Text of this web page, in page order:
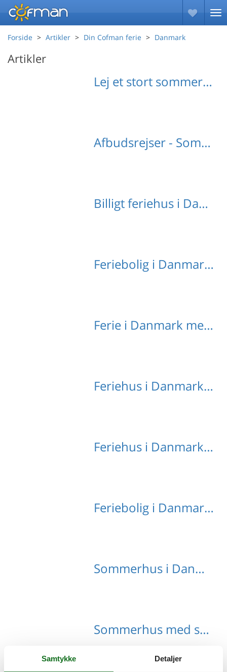
Forside Artikler Din Cofman ferie Danmark
Artikler
Lej et stort sommerhus i Danmark
Afbudsrejser - Sommerhuse i Danmark
Billigt feriehus i Danmark
Feriebolig i Danmark med hund
Ferie i Danmark med pool
Feriehus i Danmark på stranden
Feriehus i Danmark til 6 personer
Feriebolig i Danmark på tilbud
Sommerhus i Danmark til 10 personer
Sommerhus med spa i Danmark
Samtykke Detaljer